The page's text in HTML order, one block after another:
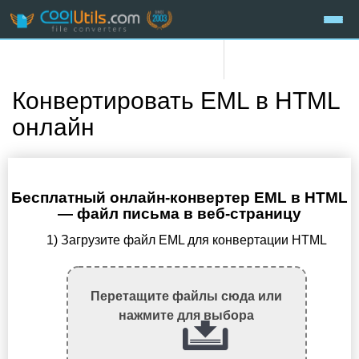
Конвертировать EML в HTML
онлайн
Бесплатный онлайн-конвертер EML в HTML
— файл письма в веб-страницу
1) Загрузите файл EML для конвертации HTML
Перетащите файлы сюда или
нажмите для выбора